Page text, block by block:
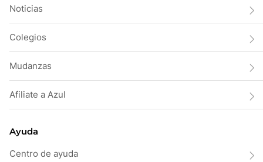
Noticias
Colegios
Mudanzas
Afiliate a Azul
Ayuda
Centro de ayuda